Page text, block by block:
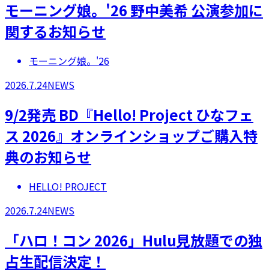
モーニング娘。'26 野中美希 公演参加に
関するお知らせ
モーニング娘。'26
2026.7.24NEWS
9/2発売 BD『Hello! Project ひなフェ
ス 2026』オンラインショップご購入特
典のお知らせ
HELLO! PROJECT
2026.7.24NEWS
「ハロ！コン 2026」Hulu見放題での独
占生配信決定！